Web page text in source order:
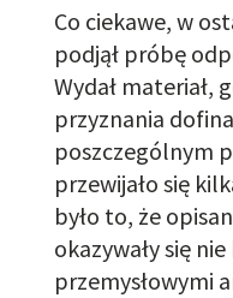
Co ciekawe, w
podjął próbę
Wydał materiał,
przyznania
poszczególnym
przewijało się
było to, że
okazywały się
przemysłowymi